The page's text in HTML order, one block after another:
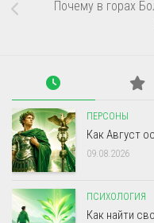
Почему в горах
ПЕРСОНЫ
Как Август
09.08.2026
ПСИХОЛОГИЯ
Как найти